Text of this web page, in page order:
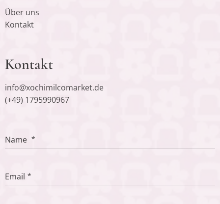
Über uns
Kontakt
Kontakt
info@xochimilcomarket.de
(+49) 1795990967
Name
Email